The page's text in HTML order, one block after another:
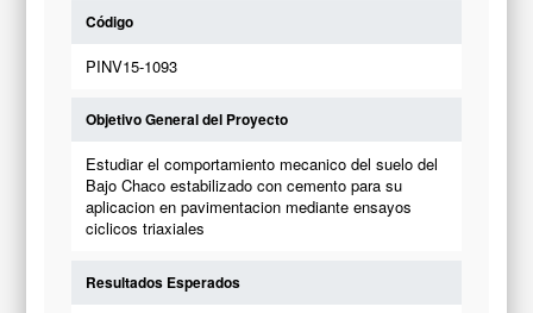
Código
PINV15-1093
Objetivo General del Proyecto
Estudiar el comportamiento mecanico del suelo del
Bajo Chaco estabilizado con cemento para su
aplicacion en pavimentacion mediante ensayos
ciclicos triaxiales
Resultados Esperados